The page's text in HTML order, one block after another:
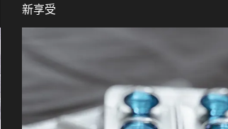
新享受